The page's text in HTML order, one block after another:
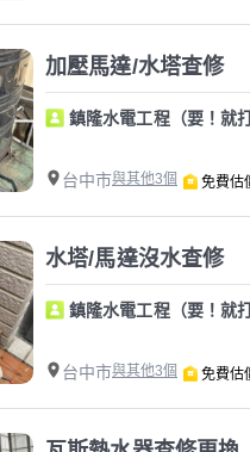
加壓馬達/水塔查修
鎮隆水電工程（要！就
台中市與其他3個 免費估
水塔/馬達沒水查修
鎮隆水電工程（要！就
台中市與其他3個 免費估